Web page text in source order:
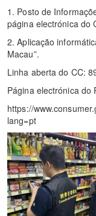
1. Posto de
página electrónica do
2. Aplicação
Macau”.
Linha aberta do CC:
Página electrónica do
https://
lang=pt